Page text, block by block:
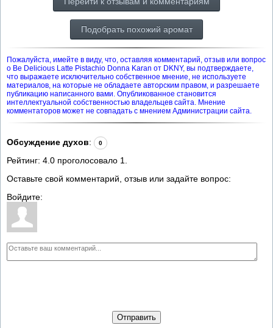
Подобрать похожий аромат
Пожалуйста, имейте в виду, что, оставляя комментарий, отзыв или вопрос
о Be Delicious Latte Pistachio Donna Karan от DKNY, вы подтверждаете,
что выражаете исключительно собственное мнение, не используете
материалов, на которые не обладаете авторским правом, и разрешаете
публикацию написанного вами. Опубликованное становится
интеллектуальной собственностью владельцев сайта. Мнение
комментаторов может не совпадать с мнением Администрации сайта.
Обсуждение духов: 0
Рейтинг: 4.0 проголосовало 1
Оставьте свой комментарий, отзыв или задайте вопрос:
Войдите:
Отправить